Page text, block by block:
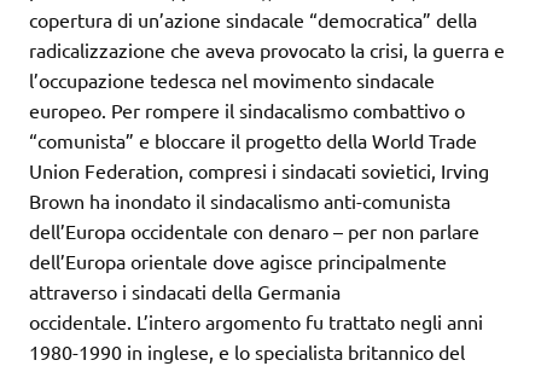
copertura di un’azione sindacale “democratica” della
radicalizzazione che aveva provocato la crisi, la guerra e
l’occupazione tedesca nel movimento sindacale
europeo. Per rompere il sindacalismo combattivo o
“comunista” e bloccare il progetto della World Trade
Union Federation, compresi i sindacati sovietici, Irving
Brown ha inondato il sindacalismo anti-comunista
dell’Europa occidentale con denaro – per non parlare
dell’Europa orientale dove agisce principalmente
attraverso i sindacati della Germania
occidentale. L’intero argomento fu trattato negli anni
1980-1990 in inglese, e lo specialista britannico del